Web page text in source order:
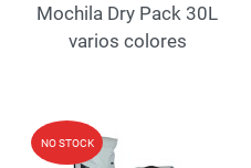
Mochila Dry Pack 30L
varios colores
Add to Wishlist
NO STOCK